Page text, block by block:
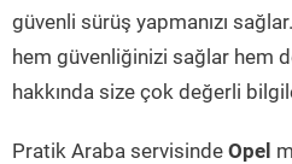
güvenli sürüş yapmanızı
hem güvenliğinizi sağlar hem
hakkında size çok değerli
Pratik Araba servisinde Opel